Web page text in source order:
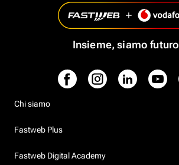
Insieme, siamo futuro
Chi siamo
Fastweb Plus
Fastweb Digital Academy